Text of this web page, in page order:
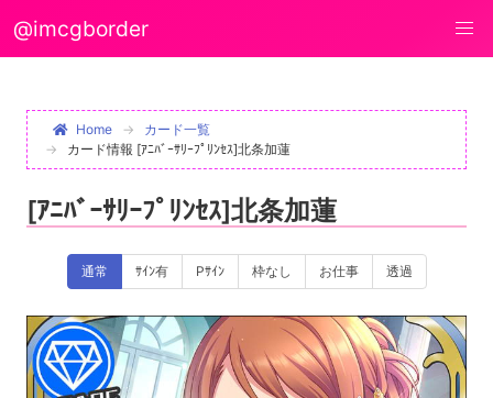
@imcgborder
Home
カード一覧
カード情報 [ｱﾆﾊﾞｰｻﾘｰﾌﾟﾘﾝｾｽ]北条加蓮
[ｱﾆﾊﾞｰｻﾘｰﾌﾟﾘﾝｾｽ]北条加蓮
通常 ｻｲﾝ有 Pｻｲﾝ 枠なし お仕事 透過